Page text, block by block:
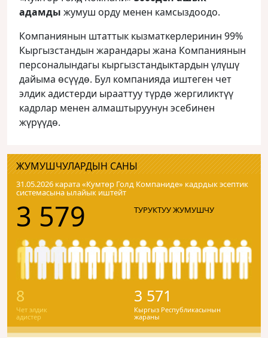
адамды жумуш орду менен камсыздоодо.
Компаниянын штаттык кызматкерлеринин 99%
Кыргызстандын жарандары жана Компаниянын
персоналындагы кыргызстандыктардын үлүшү
дайыма өсүүдө. Бул компанияда иштеген чет
элдик адистерди ырааттуу түрдө жергиликтүү
кадрлар менен алмаштыруунун эсебинен
жүрүүдө.
ЖУМУШЧУЛАРДЫН САНЫ
31.05.2026 карата «Кумтɵр Голд Компаниде» кадрдык эсептик
системасына ылайык иштейт
3 579 ТУРУКТУУ ЖУМУШЧУ
8
Чет элдик
адистер
3 571
Кыргыз Республикасынын
жараны